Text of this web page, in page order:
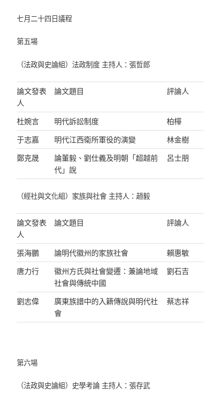
七月二十四日議程
第五場
（法政與史論組）法政制度 主持人：張哲郎
論文發表
人
論文題目 評論人
杜婉言 明代訴訟制度
柏樺
于志嘉
明代江西衛所軍役的演變
林金樹
鄭克晟
論董毅、劉仕義及明朝「超越前
代」說
呂士朋
（經社與文化組）家族與社會 主持人：趙毅
論文發表
人
論文題目 評論人
張海鵬 論明代徽州的家族社會
賴惠敏
唐力行
徽州方氏與社會變遷：兼論地域
社會與傳統中國
劉石吉
劉志偉
廣東族譜中的入籍傳說與明代社
會
蔡志祥
第六場
（法政與史論組）史學考論 主持人：張存武